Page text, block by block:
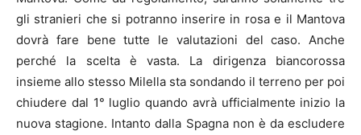
gli stranieri che si potranno inserire in rosa e il Mantova
dovrà fare bene tutte le valutazioni del caso. Anche
perché la scelta è vasta. La dirigenza biancorossa
insieme allo stesso Milella sta sondando il terreno per poi
chiudere dal 1° luglio quando avrà ufficialmente inizio la
nuova stagione. Intanto dalla Spagna non è da escludere